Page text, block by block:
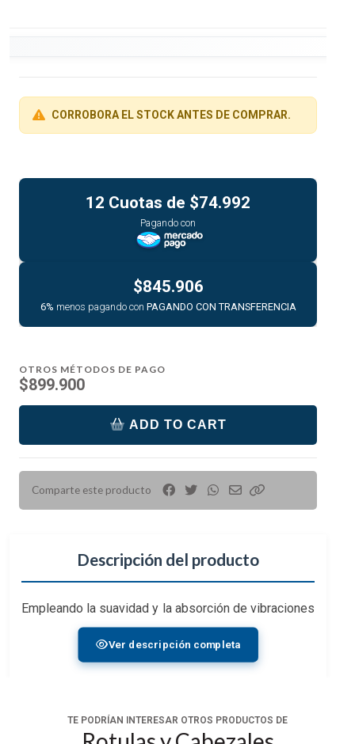
CORROBORA EL STOCK ANTES DE COMPRAR.
12 Cuotas de $74.992
Pagando con
$845.906
6% menos pagando con PAGANDO CON TRANSFERENCIA
OTROS MÉTODOS DE PAGO
$899.900
ADD TO CART
Comparte este producto
Descripción del producto
Empleando la suavidad y la absorción de vibraciones
de una cabeza de fluido con el equilibrio y el rango
de movimiento de un cardán tradicional, la
fluido GimbaldeGitzoes ideal para la fotografía
La cabeza soporta hasta 17,6 libras de engranaje y
Ver descripción completa
TE PODRÍAN INTERESAR OTROS PRODUCTOS DE